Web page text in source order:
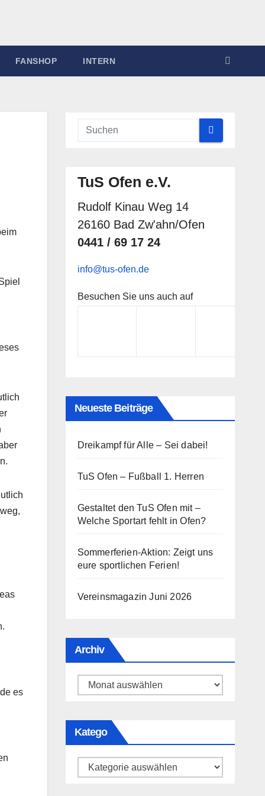
FANSHOP INTERN
es
TuS Ofen e.V.
Rudolf Kinau Weg 14
26160 Bad Zw'ahn/Ofen
0441 / 69 17 24
info@tus-ofen.de
Besuchen Sie uns auch auf
Neueste Beiträge
Dreikampf für Alle – Sei dabei!
TuS Ofen – Fußball 1. Herren
Gestaltet den TuS Ofen mit –
Welche Sportart fehlt in Ofen?
Sommerferien-Aktion: Zeigt uns
eure sportlichen Ferien!
Vereinsmagazin Juni 2026
Archiv
Archiv
Katego
Katego